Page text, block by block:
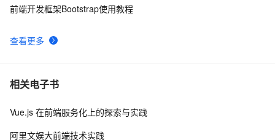
查看更多
前端开发框架Bootstrap使用教程
相关电子书
Vue.js 在前端服务化上的探索与实践
阿里文娱大前端技术实践